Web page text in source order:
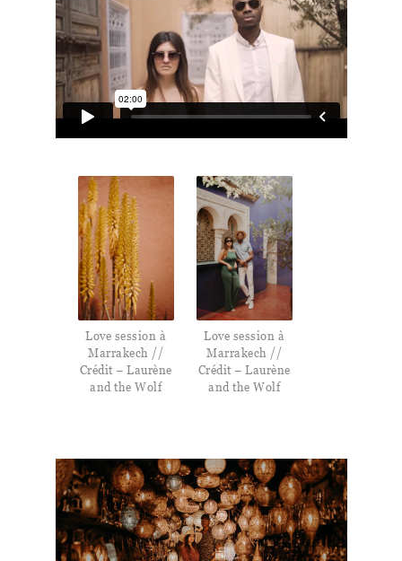
Love session à
Marrakech //
Crédit – Laurène
and the Wolf
Love session à
Marrakech //
Crédit – Laurène
and the Wolf